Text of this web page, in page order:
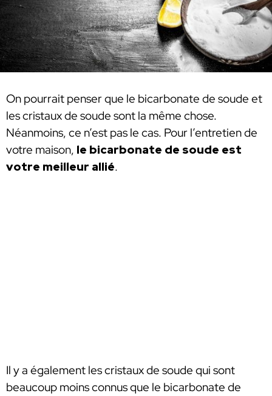
On pourrait penser que le bicarbonate de soude et
les cristaux de soude sont la même chose.
Néanmoins, ce n’est pas le cas. Pour l’entretien de
votre maison, le bicarbonate de soude est
votre meilleur allié.
Il y a également les cristaux de soude qui sont
beaucoup moins connus que le bicarbonate de